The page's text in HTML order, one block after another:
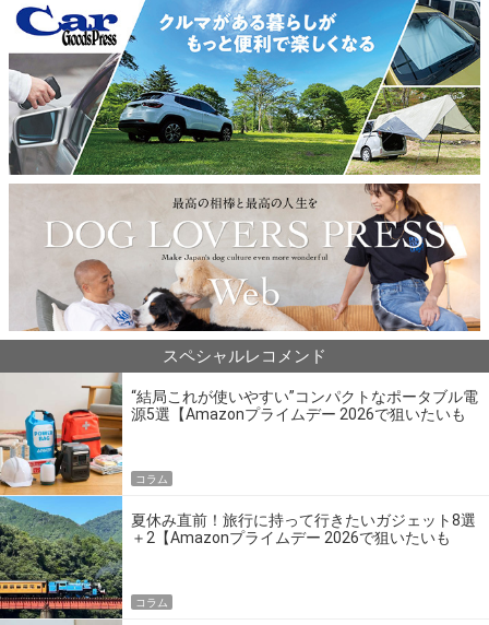
スペシャルレコメンド
“結局これが使いやすい”コンパクトなポータブル電
源5選【Amazonプライムデー 2026で狙いたいも
コラム
夏休み直前！旅行に持って行きたいガジェット8選
＋2【Amazonプライムデー 2026で狙いたいも
コラム